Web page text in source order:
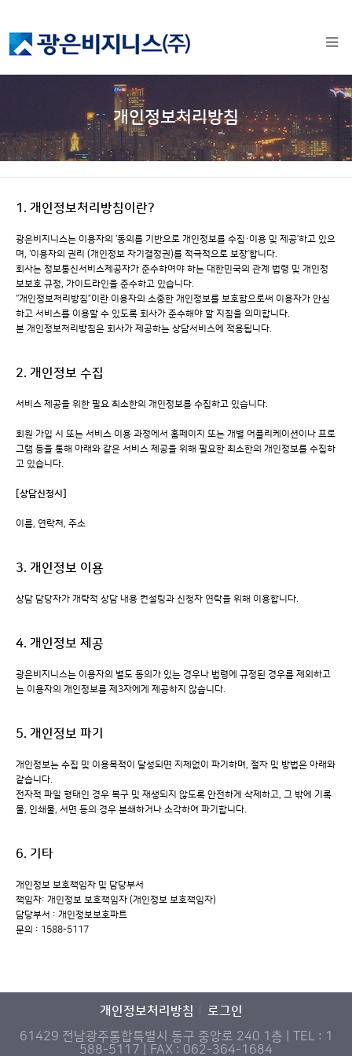
개인정보처리방침
1. 개인정보처리방침이란?
광은비지니스는 이용자의 ‘동의를 기반으로 개인정보를 수집·이용 및 제공’하고 있으
며, ‘이용자의 권리 (개인정보 자기결정권)를 적극적으로 보장’합니다.
회사는 정보통신서비스제공자가 준수하여야 하는 대한민국의 관계 법령 및 개인정
보보호 규정, 가이드라인을 준수하고 있습니다.
“개인정보처리방침”이란 이용자의 소중한 개인정보를 보호함으로써 이용자가 안심
하고 서비스를 이용할 수 있도록 회사가 준수해야 할 지침을 의미합니다.
본 개인정보처리방침은 회사가 제공하는 상담서비스에 적용됩니다.
2. 개인정보 수집
서비스 제공을 위한 필요 최소한의 개인정보를 수집하고 있습니다.
회원 가입 시 또는 서비스 이용 과정에서 홈페이지 또는 개별 어플리케이션이나 프로
그램 등을 통해 아래와 같은 서비스 제공을 위해 필요한 최소한의 개인정보를 수집하
고 있습니다.
[상담신청시]
이름, 연락처, 주소
3. 개인정보 이용
상담 담당자가 개략적 상담 내용 컨설팅과 신청자 연락을 위해 이용합니다.
4. 개인정보 제공
광은비지니스는 이용자의 별도 동의가 있는 경우나 법령에 규정된 경우를 제외하고
는 이용자의 개인정보를 제3자에게 제공하지 않습니다.
5. 개인정보 파기
개인정보는 수집 및 이용목적이 달성되면 지체없이 파기하며, 절차 및 방법은 아래와
같습니다.
전자적 파일 형태인 경우 복구 및 재생되지 않도록 안전하게 삭제하고, 그 밖에 기록
물, 인쇄물, 서면 등의 경우 분쇄하거나 소각하여 파기합니다.
6. 기타
개인정보 보호책임자 및 담당부서
책임자: 개인정보 보호책임자 (개인정보 보호책임자)
담당부서 : 개인정보보호파트
문의 : 1588-5117
개인정보처리방침
로그인
61429 전남광주통합특별시 동구 중앙로 240 1층 | TEL : 1
588-5117 | FAX : 062-364-1684